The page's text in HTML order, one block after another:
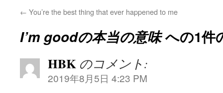
← You’re the best thing that ever happened to me
I’m goodの本当の意味への1件
HBK のコメント:
2019年8月5日 4:23 PM